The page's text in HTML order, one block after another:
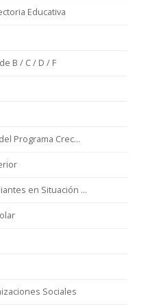
Educativa
B / C / D / F
Programa Crec...
en Situación ...
Sociales